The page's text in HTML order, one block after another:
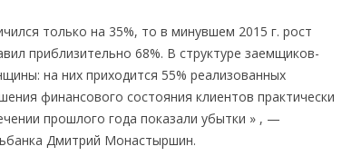
только на 35%, то в минувшем 2015 г. рост
приблизительно 68%. В структуре заемщиков-
на них приходится 55% реализованных
финансового состояния клиентов практически
прошлого года показали убытки » , —
Дмитрий Монастыршин.